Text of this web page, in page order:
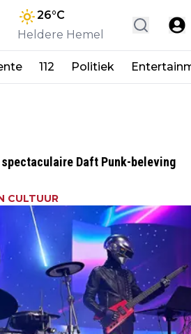
26°C
Heldere Hemel
112 Politiek
Daft Punk-beleving
CULTUUR